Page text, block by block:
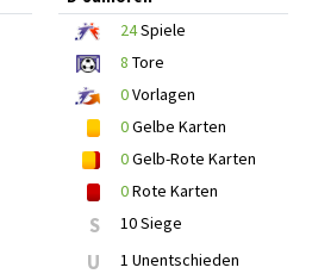
24Spiele
8 Tore
0Vorlagen
0Gelbe Karten
0Gelb-Rote Karten
0Rote Karten
S 10 Siege
U 1 Unentschieden